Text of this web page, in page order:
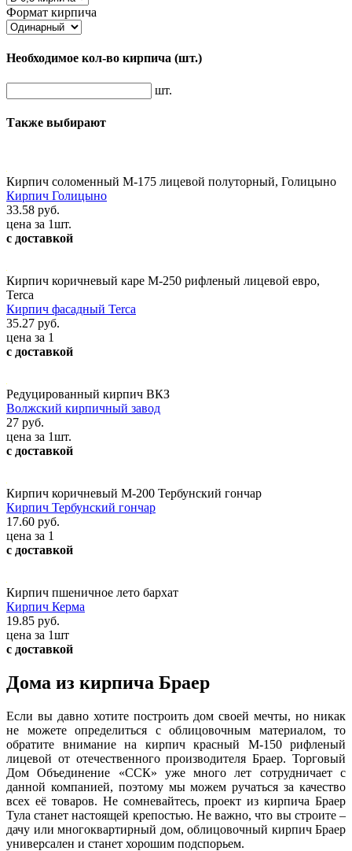
Формат кирпича
Необходимое кол-во кирпича (шт.)
шт.
Также выбирают
Кирпич соломенный М-175 лицевой полуторный, Голицыно
Кирпич Голицыно
33.58 руб.
цена за 1шт.
с доставкой
Кирпич коричневый каре М-250 рифленый лицевой евро,
Terca
Кирпич фасадный Terca
35.27 руб.
цена за 1
с доставкой
Редуцированный кирпич ВКЗ
Волжский кирпичный завод
27 руб.
цена за 1шт.
с доставкой
Кирпич коричневый М-200 Тербунский гончар
Кирпич Тербунский гончар
17.60 руб.
цена за 1
с доставкой
Кирпич пшеничное лето бархат
Кирпич Керма
19.85 руб.
цена за 1шт
с доставкой
Дома из кирпича Браер
Если вы давно хотите построить дом своей мечты, но никак
не можете определиться с облицовочным материалом, то
обратите внимание на кирпич красный М-150 рифленый
лицевой от отечественного производителя Браер. Торговый
Дом Объединение «ССК» уже много лет сотрудничает с
данной компанией, поэтому мы можем ручаться за качество
всех её товаров. Не сомневайтесь, проект из кирпича Браер
Тула станет настоящей крепостью. Не важно, что вы строите –
дачу или многоквартирный дом, облицовочный кирпич Браер
универсален и станет хорошим подспорьем.